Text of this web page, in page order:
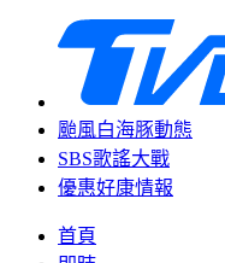
颱風白海豚動態
SBS歌謠大戰
優惠好康情報
首頁